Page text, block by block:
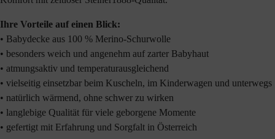
Ihre Vorteile auf einen Blick:
• Babydecke aus 100 % Merino-Schurwolle
• besonders weich und angenehm auf zarter Babyhaut
• atmungsaktiv und temperaturausgleichend
• vielseitig einsetzbar beim Kuscheln, im Kinderwagen und unterwegs
• natürlich wärmend, ohne schwer zu wirken
• langlebige Qualität für viele geborgene Momente
• gefertigt mit Erfahrung und Sorgfalt in Österreich